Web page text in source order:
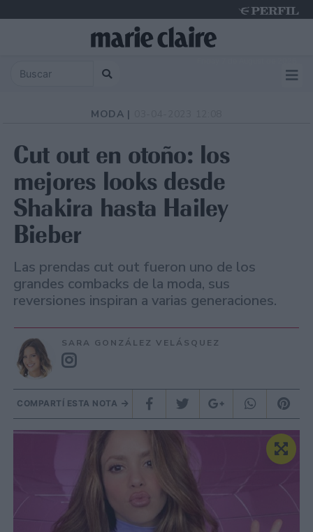
MODA |
Cut out en otoño: los
mejores looks desde
Shakira hasta Hailey
Bieber
Las prendas cut out fueron uno de los
grandes combacks de la moda, sus
reversiones inspiran a varias generaciones.
SARA GONZÁLEZ VELÁSQUEZ
COMPARTÍ ESTA NOTA